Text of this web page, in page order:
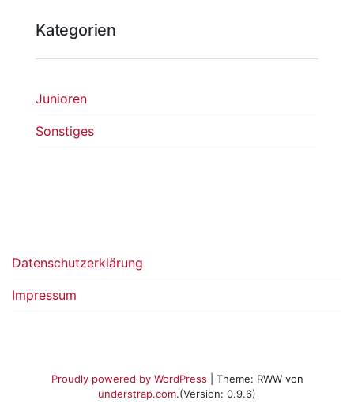
Kategorien
Junioren
Sonstiges
Datenschutzerklärung
Impressum
Proudly powered by WordPress
Theme: RWW von
understrap.com.(Version: 0.9.6)